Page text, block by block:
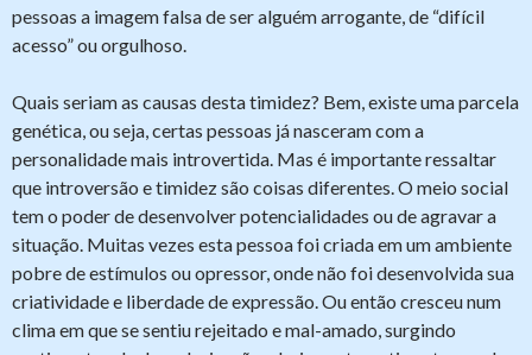
pessoas a imagem falsa de ser alguém arrogante, de “difícil
acesso” ou orgulhoso.
Quais seriam as causas desta timidez? Bem, existe uma parcela
genética, ou seja, certas pessoas já nasceram com a
personalidade mais introvertida. Mas é importante ressaltar
que introversão e timidez são coisas diferentes. O meio social
tem o poder de desenvolver potencialidades ou de agravar a
situação. Muitas vezes esta pessoa foi criada em um ambiente
pobre de estímulos ou opressor, onde não foi desenvolvida sua
criatividade e liberdade de expressão. Ou então cresceu num
clima em que se sentiu rejeitado e mal-amado, surgindo